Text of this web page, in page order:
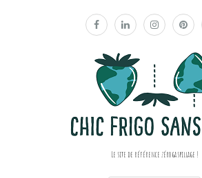
Le site de référence zéro gaspillage !